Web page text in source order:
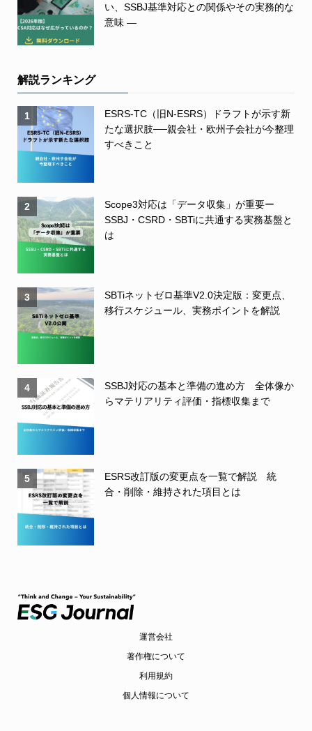
い、SSBJ基準対応との関係やその実務的な
意味 ―
解説ランキング
1
ESRS-TC（旧N-ESRS）ドラフトが示す新
たな選択肢──親会社・欧州子会社が今整理
すべきこと
2
Scope3対応は「データ収集」が重要ー
SSBJ・CSRD・SBTiに共通する実務基盤と
は
3
SBTiネットゼロ基準V2.0決定版：変更点、
移行スケジュール、実務ポイントを解説
4
SSBJ対応の基本と準備の進め方 全体像か
らマテリアリティ評価・指標収集まで
5
ESRS改訂版の変更点を一覧で解説 統
合・削除・維持された項目とは
運営会社
著作権について
利用規約
個人情報について